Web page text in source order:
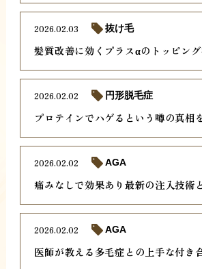
髪質改善に効くプラスαのトッピン
2026.02.03 抜け毛
プロテインでハゲるという噂の真相
2026.02.02 円形脱毛症
痛みなしで効果あり最新の注入技術
2026.02.02 AGA
医師が教える多毛症との上手な付き
2026.02.02 AGA